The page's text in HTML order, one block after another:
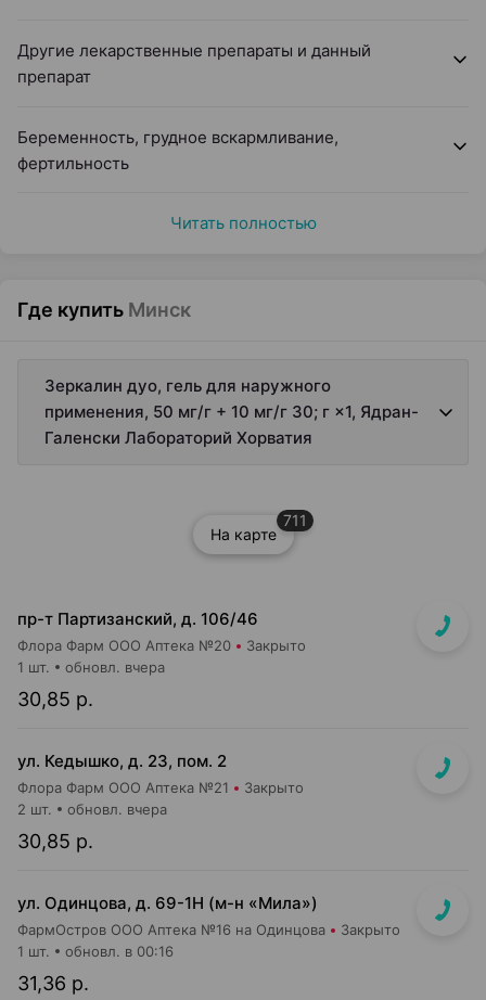
Другие лекарственные препараты и данный
препарат
Беременность, грудное вскармливание,
фертильность
Читать полностью
Где купить Минск
Зеркалин дуо, гель для наружного
применения, 50 мг/г + 10 мг/г 30; г ×1, Ядран-
Галенски Лабораторий Хорватия
На карте
711
пр-т Партизанский, д. 106/46
Флора Фарм ООО Аптека №20 Закрыто
30,85 р.
1 шт. обновл. вчера
ул. Кедышко, д. 23, пом. 2
Флора Фарм ООО Аптека №21 Закрыто
30,85 р.
2 шт. обновл. вчера
ул. Одинцова, д. 69-1Н (м-н «Мила»)
ФармОстров ООО Аптека №16 на Одинцова Закрыто
31,36 р.
1 шт. обновл. в 00:16